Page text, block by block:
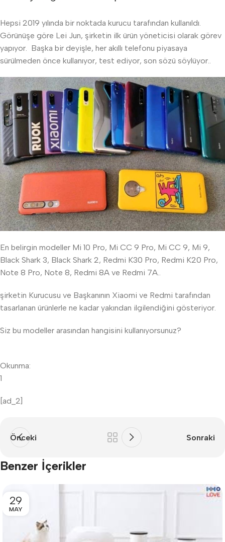
Hepsi 2019 yılında bir noktada kurucu tarafından kullanıldı.
Görünüşe göre Lei Jun, şirketin ilk ürün yöneticisi olarak görev
yapıyor. Başka bir deyişle, her akıllı telefonu piyasaya
sürülmeden önce kullanıyor, test ediyor, son sözü söylüyor..
En belirgin modeller Mi 10 Pro, Mi CC 9 Pro, Mi CC 9, Mi 9,
Black Shark 3, Black Shark 2, Redmi K30 Pro, Redmi K20 Pro,
Note 8 Pro, Note 8, Redmi 8A ve Redmi 7A..
şirketin Kurucusu ve Başkanının Xiaomi ve Redmi tarafından
tasarlanan ürünlerle ne kadar yakından ilgilendiğini gösteriyor.
Siz bu modeller arasından hangisini kullanıyorsunuz?
Okunma:
1
[ad_2]
Önceki Sonraki
Benzer İçerikler
29
MAY